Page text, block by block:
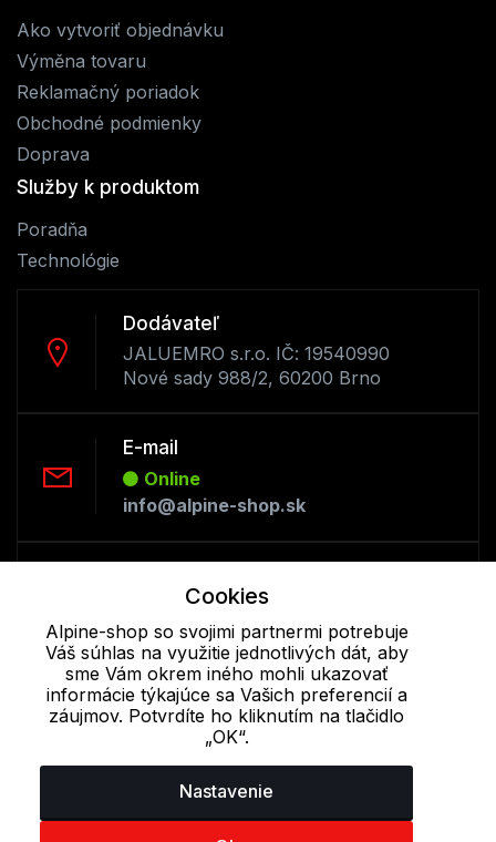
Ako vytvoriť objednávku
Výměna tovaru
Reklamačný poriadok
Obchodné podmienky
Doprava
Služby k produktom
Poradňa
Technológie
Dodávateľ
JALUEMRO s.r.o. IČ: 19540990
Nové sady 988/2, 60200 Brno
E-mail
Online
info@alpine-shop.sk
Offline
+421 277 270 053
Cookie - podrobné nastavenie| Ďalšie informácie|Spracovanie
osobných údajov
Cookies
Alpine-shop so svojimi partnermi potrebuje
Váš súhlas na využitie jednotlivých dát, aby
sme Vám okrem iného mohli ukazovať
informácie týkajúce sa Vašich preferencií a
záujmov. Potvrdíte ho kliknutím na tlačidlo
„OK“.
Nastavenie